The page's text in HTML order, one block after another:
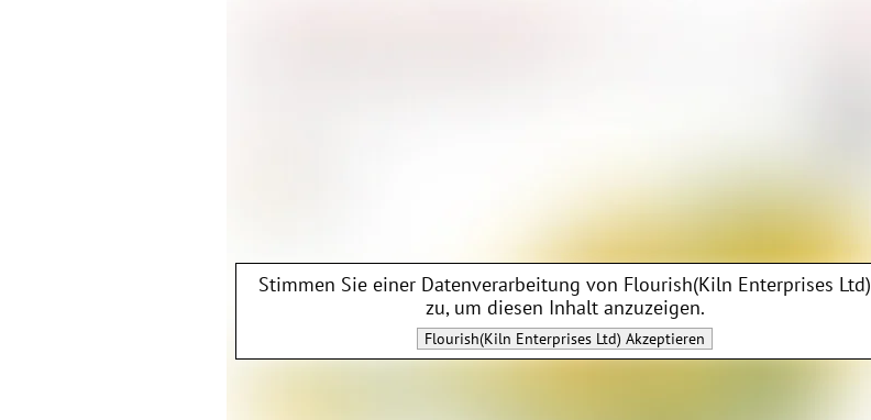
Stimmen Sie einer Datenverarbeitung von Flourish(Kiln Enterprises Ltd)
zu, um diesen Inhalt anzuzeigen.
Flourish(Kiln Enterprises Ltd) Akzeptieren